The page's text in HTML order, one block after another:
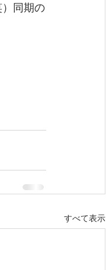
同期の
すべて表示